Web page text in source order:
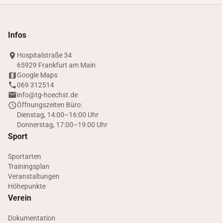
Infos
Hospitalstraße 34
65929 Frankfurt am Main
Google Maps
069 312514
info@tg-hoechst.de
Öffnungszeiten Büro:
Dienstag, 14:00–16:00 Uhr
Donnerstag, 17:00–19:00 Uhr
Sport
Sportarten
Trainingsplan
Veranstaltungen
Höhepunkte
Verein
Dokumentation